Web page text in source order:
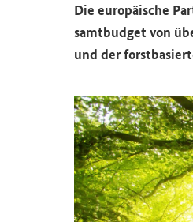
Die eu­ro­päi­sche
samt­bud­get von
und der